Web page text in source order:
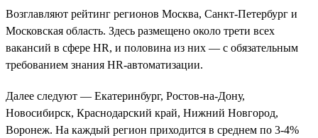
Возглавляют рейтинг регионов Москва, Санкт-Петербург и
Московская область. Здесь размещено около трети всех
вакансий в сфере HR, и половина из них — с обязательным
требованием знания HR-автоматизации.
Далее следуют — Екатеринбург, Ростов-на-Дону,
Новосибирск, Краснодарский край, Нижний Новгород,
Воронеж. На каждый регион приходится в среднем по 3-4%